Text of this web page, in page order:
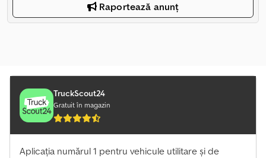
Raportează anunț
TruckScout24
Gratuit în magazin
Aplicația numărul 1 pentru vehicule utilitare și de